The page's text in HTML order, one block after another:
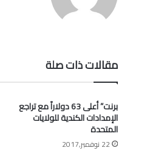
مقالات ذات صلة
برنت” أعلى 63 دولاراً مع تراجع
الإمدادات الكندية للولايات
المتحدة
22 نوفمبر,2017